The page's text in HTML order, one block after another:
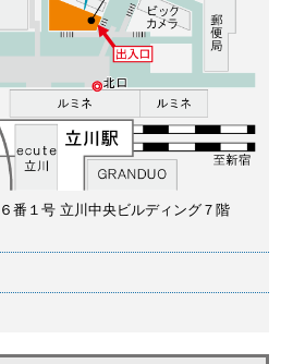
番１号 立川中央ビルディング７階